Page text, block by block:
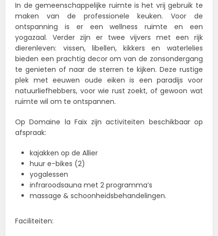
In de gemeenschappelijke ruimte is het vrij gebruik te
maken van de professionele keuken. Voor de
ontspanning is er een wellness ruimte en een
yogazaal. Verder zijn er twee vijvers met een rijk
dierenleven: vissen, libellen, kikkers en waterlelies
bieden een prachtig decor om van de zonsondergang
te genieten of naar de sterren te kijken. Deze rustige
plek met eeuwen oude eiken is een paradijs voor
natuurliefhebbers, voor wie rust zoekt, of gewoon wat
ruimte wil om te ontspannen.
Op Domaine la Faix zijn activiteiten beschikbaar op
afspraak:
kajakken op de Allier
huur e-bikes (2)
yogalessen
infraroodsauna met 2 programma’s
massage & schoonheidsbehandelingen.
Faciliteiten: